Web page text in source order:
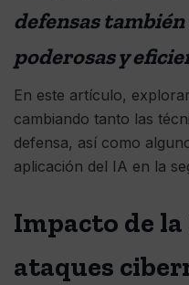
defensas
poderosas y
En este artículo,
cambiando tanto las
defensa, así como
aplicación del IA en la
Impacto de la
ataques